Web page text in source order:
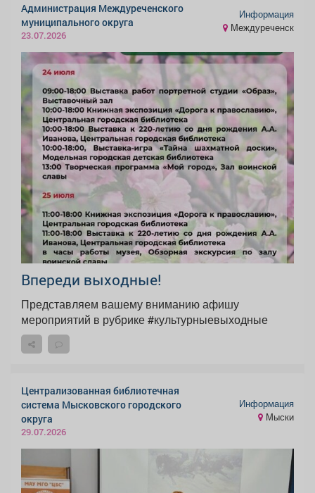
Администрация Междуреченского
муниципального округа
23.07.2026
Информация
Междуреченск
Впереди выходные!
Представляем вашему вниманию афишу
мероприятий в рубрике #культурныевыходные
Централизованная библиотечная
система Мысковского городского
округа
29.07.2026
Информация
Мыски